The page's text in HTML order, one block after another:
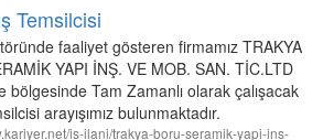
Temsilcisi
faaliyet gösteren firmamız TRAKYA
YAPI İNŞ. VE MOB. SAN. TİC.LTD
bölgesinde Tam Zamanlı olarak çalışacak
arayışımız bulunmaktadır.
is-ilani/trakya-boru-seramik-yapi-ins-